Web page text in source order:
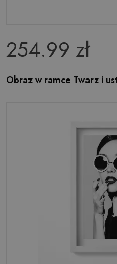
254.99 zł
Obraz w ramce Twarz i